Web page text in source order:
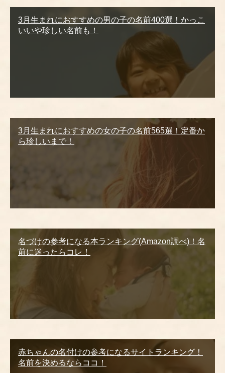
3月生まれにおすすめの男の子の名前400選！かっこ
いいや珍しい名前も！
3月生まれにおすすめの女の子の名前565選！定番か
ら珍しいまで！
名づけの参考になる本ランキング(Amazon調べ)！名
前に迷ったらコレ！
赤ちゃんの名付けの参考になるサイトランキング！
名前を決めるならココ！